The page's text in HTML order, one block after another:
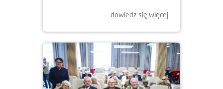
dowiedz się więcej